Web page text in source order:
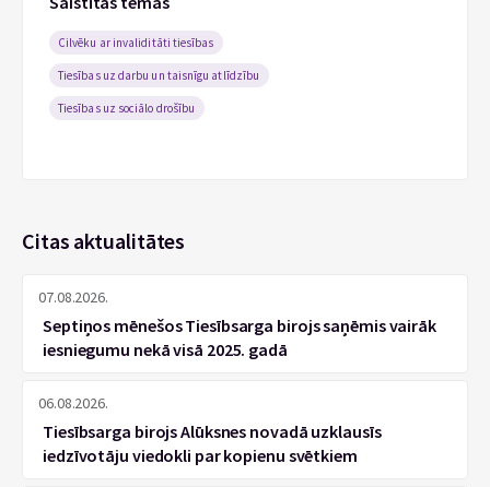
Cilvēku ar invaliditāti tiesības
Tiesības uz darbu un taisnīgu atlīdzību
Tiesības uz sociālo drošību
Citas aktualitātes
07.08.2026.
Septiņos mēnešos Tiesībsarga birojs saņēmis vairāk
iesniegumu nekā visā 2025. gadā
06.08.2026.
Tiesībsarga birojs Alūksnes novadā uzklausīs
iedzīvotāju viedokli par kopienu svētkiem